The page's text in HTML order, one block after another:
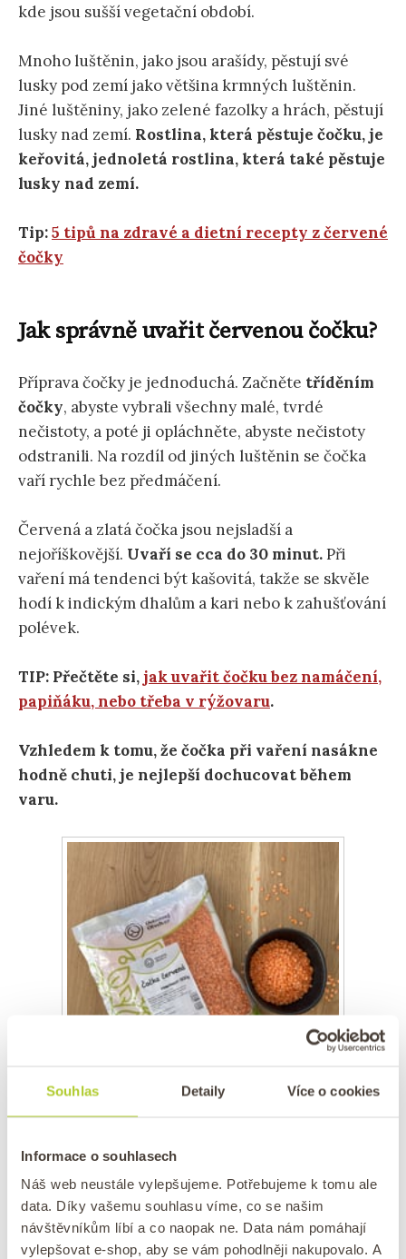
Souhlas Detaily Více o cookies
Informace o souhlasech
Náš web neustále vylepšujeme. Potřebujeme k tomu ale
data. Díky vašemu souhlasu víme, co se našim
návštěvníkům líbí a co naopak ne. Data nám pomáhají
vylepšovat e-shop, aby se vám pohodlněji nakupovalo. A
kde jsou sušší vegetační období.
Mnoho luštěnin, jako jsou arašídy, pěstují své
lusky pod zemí jako většina krmných luštěnin.
Jiné luštěniny, jako zelené fazolky a hrách, pěstují
lusky nad zemí. Rostlina, která pěstuje čočku, je
keřovitá, jednoletá rostlina, která také pěstuje
lusky nad zemí.
Tip:5 tipů na zdravé a dietní recepty z červené
čočky
Jak správně uvařit červenou čočku?
Příprava čočky je jednoduchá. Začněte tříděním
čočky, abyste vybrali všechny malé, tvrdé
nečistoty, a poté ji opláchněte, abyste nečistoty
odstranili. Na rozdíl od jiných luštěnin se čočka
vaří rychle bez předmáčení.
Červená a zlatá čočka jsou nejsladší a
nejoříškovější. Uvaří se cca do 30 minut.Při
vaření má tendenci být kašovitá, takže se skvěle
hodí k indickým dhalům a kari nebo k zahušťování
polévek.
TIP: Přečtěte si,jak uvařit čočku bez namáčení,
papiňáku, nebo třeba v rýžovaru.
Vzhledem k tomu, že čočka při vaření nasákne
hodně chuti, je nejlepší dochucovat během
varu.
Nedostupné
59 Kč
Červená čočka je nejlépe stravitelná ze
všech luštěnin.Ale to není vše. Má vynikající